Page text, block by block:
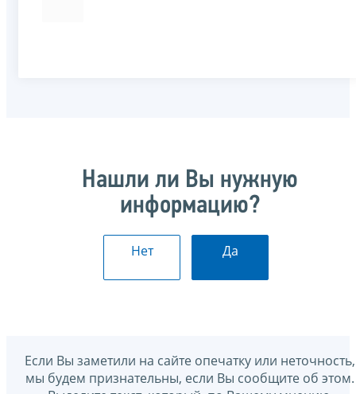
Нашли ли Вы нужную
информацию?
Нет Да
Если Вы заметили на сайте опечатку или неточность,
мы будем признательны, если Вы сообщите об этом.